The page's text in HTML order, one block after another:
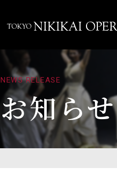
NEWS RELEASE
お知らせ